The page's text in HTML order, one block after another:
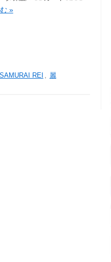
»
SAMURAI REI , 麗